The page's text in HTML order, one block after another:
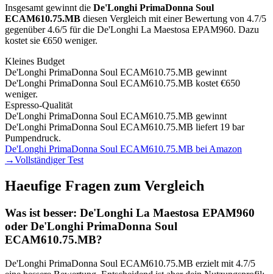
Insgesamt gewinnt die De'Longhi PrimaDonna Soul
ECAM610.75.MB diesen Vergleich mit einer Bewertung von 4.7/5
gegenüber4.6/5 für die De'Longhi La Maestosa EPAM960. Dazu
kostet sie €650 weniger.
Kleines Budget
De'Longhi PrimaDonna Soul ECAM610.75.MB gewinnt
De'Longhi PrimaDonna Soul ECAM610.75.MB kostet €650
weniger.
Espresso-Qualität
De'Longhi PrimaDonna Soul ECAM610.75.MB gewinnt
De'Longhi PrimaDonna Soul ECAM610.75.MB liefert 19 bar
Pumpendruck.
De'Longhi PrimaDonna Soul ECAM610.75.MB bei Amazon
→Vollständiger Test
Haeufige Fragen zum Vergleich
Was ist besser: De'Longhi La Maestosa EPAM960
oder De'Longhi PrimaDonna Soul
ECAM610.75.MB?
De'Longhi PrimaDonna Soul ECAM610.75.MB erzielt mit 4.7/5